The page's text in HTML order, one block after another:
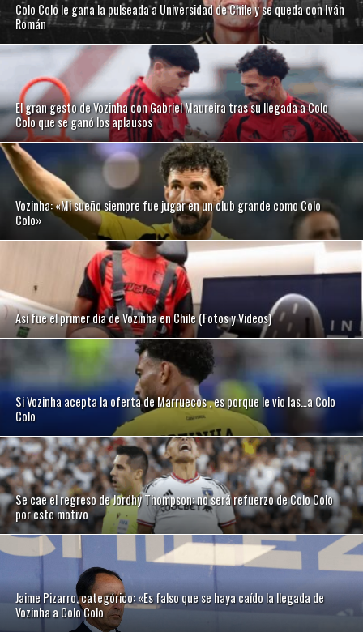
Colo Colo le gana la pulseada a Universidad de Chile y se queda con Iván
Román
El gran gesto de Vozinha con Gabriel Maureira tras su llegada a Colo
Colo que se ganó los aplausos
Vozinha: «Mi sueño siempre fue jugar en un club grande como Colo
Colo»
Así fue el primer día de Vozinha en Chile (Fotos y Videos)
Si Vozinha acepta la oferta de Marruecos , es porque le vio las…a Colo
Colo
Se cae el regreso de Jordhy Thompson: no será refuerzo de Colo Colo
por este motivo
Jaime Pizarro, categórico: «Es falso que se haya caído la llegada de
Vozinha a Colo Colo